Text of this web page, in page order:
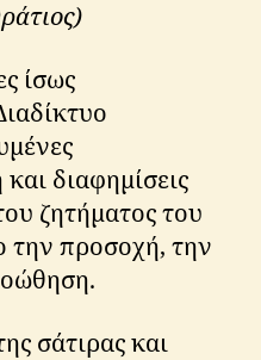
ίσως
διαφημίσεις
ζητήματος του
την προσοχή, την
σάτιρας και